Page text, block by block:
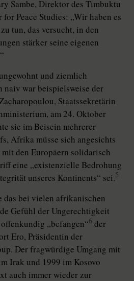
Sambe, Direktor des Timbuktu
Peace Studies: „Wir haben es
tun, das versucht, in den
stärker seine eigenen
und ziemlich
naiv war beispielsweise der
Staatssekretärin
am 24. Oktober
sie im Beisein mehrerer
Afrika müsse sich angesichts
den Europäern solidarisch
eine „existenzielle Bedrohung
unseres Kontinents“ sei.5
das bei vielen afrikanischen
Gefühl der Ungerechtigkeit
„befangen“6 der
Ero, Präsidentin der
Der fragwürdige Umgang mit
Irak und 1999 im Kosovo
auch immer wieder zur